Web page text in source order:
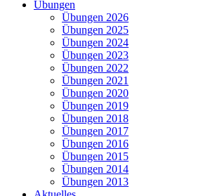
Übungen
Übungen 2026
Übungen 2025
Übungen 2024
Übungen 2023
Übungen 2022
Übungen 2021
Übungen 2020
Übungen 2019
Übungen 2018
Übungen 2017
Übungen 2016
Übungen 2015
Übungen 2014
Übungen 2013